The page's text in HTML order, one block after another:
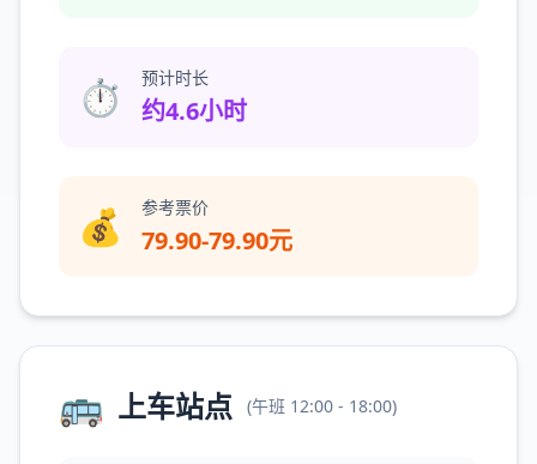
⏱️ 预计时长
约4.6小时
💰 参考票价
79.90-79.90元
🚌 上车站点 (午班 12:00 - 18:00)